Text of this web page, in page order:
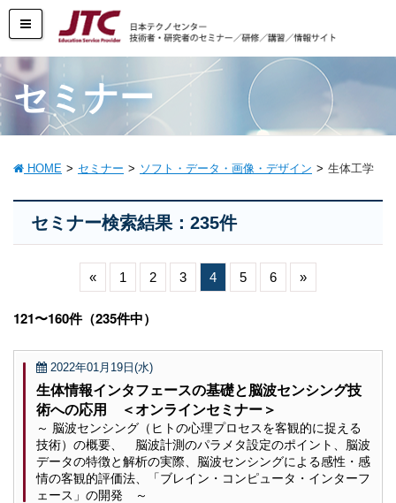
セミナー
HOME セミナー ソフト・データ・画像・デザイン 生体工学
セミナー検索結果：235件
« 1 2 3 4 5 6 »
121〜160件（235件中）
2022年01月19日(水)
生体情報インタフェースの基礎と脳波センシング技
術への応用 ＜オンラインセミナー＞
～ 脳波センシング（ヒトの心理プロセスを客観的に捉える
技術）の概要、 脳波計測のパラメタ設定のポイント、脳波
データの特徴と解析の実際、脳波センシングによる感性・感
情の客観的評価法、「ブレイン・コンピュータ・インターフ
ェース」の開発 ～